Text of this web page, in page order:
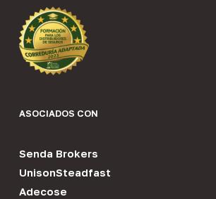
ASOCIADOS CON
Senda Brokers
UnisonSteadfast
Adecose